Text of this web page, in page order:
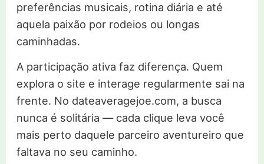
preferências musicais, rotina diária e até
aquela paixão por rodeios ou longas
caminhadas.
A participação ativa faz diferença. Quem
explora o site e interage regularmente sai na
frente. No dateaveragejoe.com, a busca
nunca é solitária — cada clique leva você
mais perto daquele parceiro aventureiro que
faltava no seu caminho.